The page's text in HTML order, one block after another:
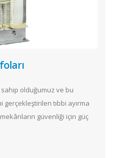
sahip olduğumuz ve bu
tıbbi ayırma
güvenliği için güç